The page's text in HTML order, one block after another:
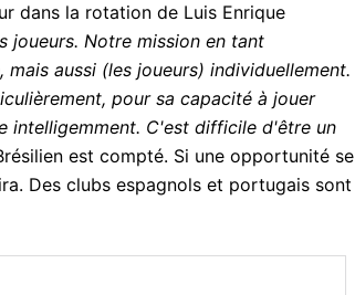
dans la rotation de Luis Enrique
joueurs. Notre mission en tant
aussi (les joueurs) individuellement.
pour sa capacité à jouer
intelligemment. C'est difficile d'être un
est compté. Si une opportunité se
Des clubs espagnols et portugais sont